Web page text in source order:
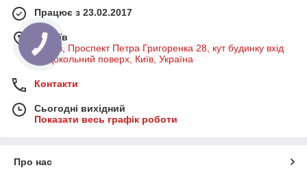
Працює з 23.02.2017
м. Київ
м Київ, Проспект Петра Григоренка 28, кут будинку вхід
на цокольний поверх, Київ, Україна
Контакти
Сьогодні вихідний
Показати весь графік роботи
Про нас